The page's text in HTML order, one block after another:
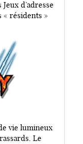
d’adresse
« résidents »
vie lumineux
Le